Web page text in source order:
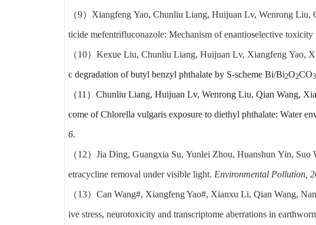
（9）Xiangfeng Yao, Chunliu Liang, Huijuan Lv, Wenrong
ticide mefentrifluconazole: Mechanism of enantioselective toxicity
（10）Kexue Liu, Chunliu Liang, Huijuan Lv, Xiangfeng Yao,
c degradation of butyl benzyl phthalate by S-scheme Bi/Bi2O2CO3
（11） Chunliu Liang, Huijuan Lv, Wenrong Liu, Qian Wang,
come ofChlorella vulgaris exposure to diethyl phthalate: Water
6.
（12）Jia Ding, Guangxia Su, Yunlei Zhou, Huanshun Yin, Suo
etracycline removal under visible light. Environmental Pollution,
（13） Can Wang#, Xiangfeng Yao#, Xianxu Li, Qian Wang,
ive stress, neurotoxicity and transcriptome aberrations in